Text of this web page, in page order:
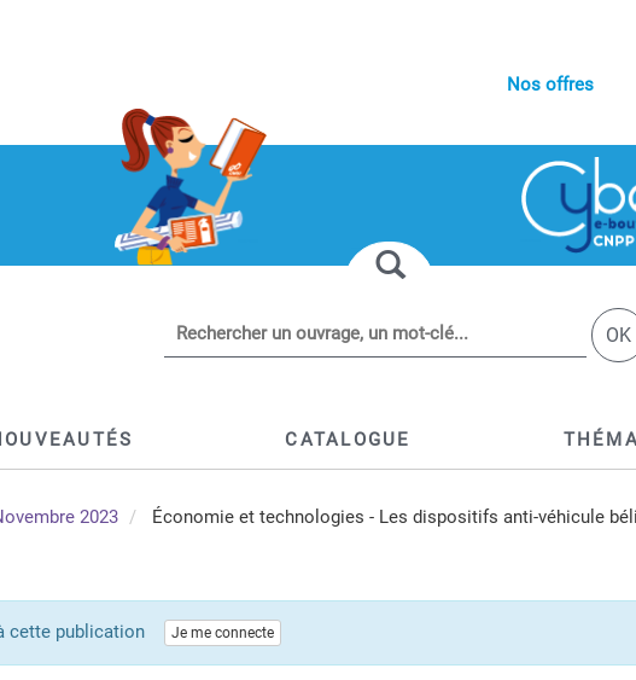
Nos offres
OK
CATALOGUE
2023 Économie et technologies - Les dispositifs anti-véhicule
cette publication Je me connecte